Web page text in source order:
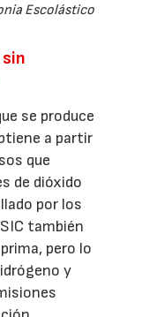
Escolástico
se produce
a partir
que
de dióxido
por los
también
pero lo
y